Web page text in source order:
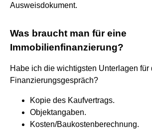
Ausweisdokument.
Was braucht man für eine
Immobilienfinanzierung?
Habe ich die wichtigsten Unterlagen für
Finanzierungsgespräch?
Kopie des Kaufvertrags.
Objektangaben.
Kosten/Baukostenberechnung.